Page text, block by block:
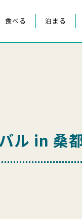
食べる 泊まる
ル in 桑